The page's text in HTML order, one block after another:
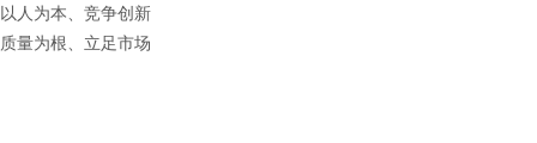
以人为本、竞争创新
质量为根、立足市场